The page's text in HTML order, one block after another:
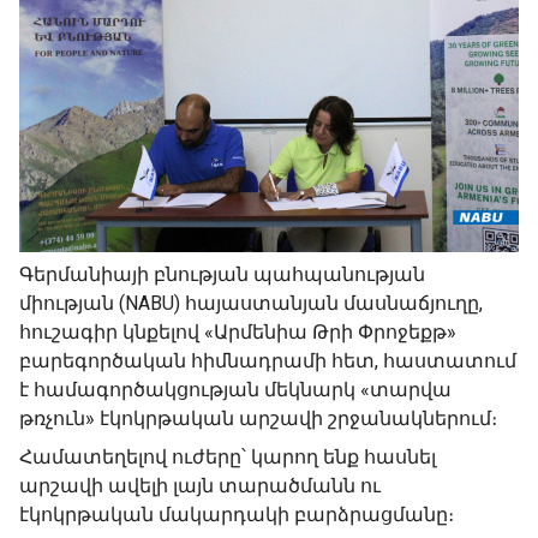
Գերմանիայի բնության պահպանության
միության (NABU) հայաստանյան մասնաճյուղը,
հուշագիր կնքելով «Արմենիա Թրի Փրոջեքթ»
բարեգործական հիմնադրամի հետ, հաստատում
է համագործակցության մեկնարկ «տարվա
թռչուն» էկոկրթական արշավի շրջանակներում։
Համատեղելով ուժերը՝ կարող ենք հասնել
արշավի ավելի լայն տարածմանն ու
էկոկրթական մակարդակի բարձրացմանը։